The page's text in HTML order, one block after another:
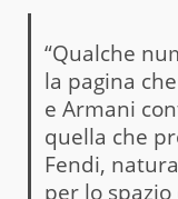
“Qualche
la pagina
e Armani
quella che
Fendi,
per lo